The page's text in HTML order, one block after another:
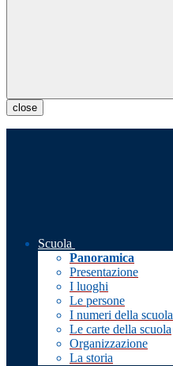
close
Scuola
Panoramica
Presentazione
I luoghi
Le persone
I numeri della scuola
Le carte della scuola
Organizzazione
La storia